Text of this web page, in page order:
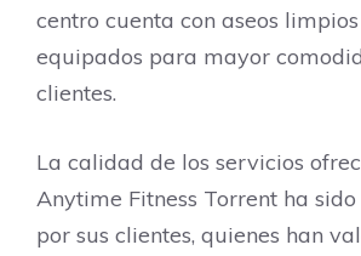
centro cuenta con aseos
equipados para mayor
clientes.
La calidad de los servicios
Anytime Fitness Torrent ha
por sus clientes, quienes han